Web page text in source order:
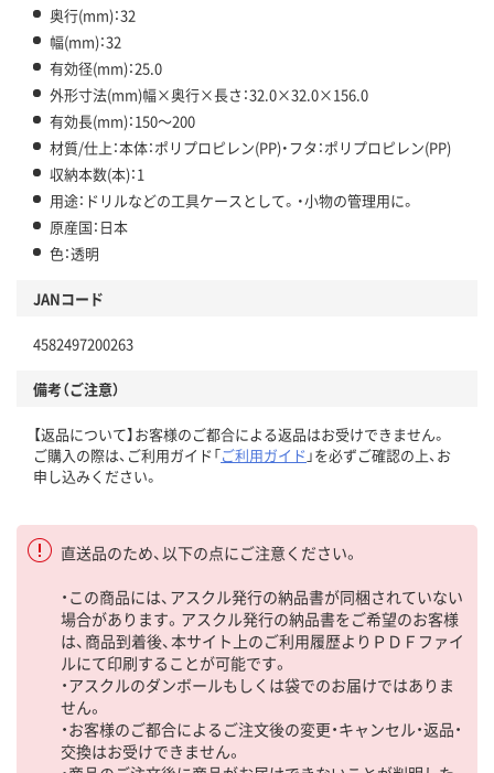
奥行(mm)：32
幅(mm)：32
有効径(mm)：25.0
外形寸法(mm)幅×奥行×長さ：32.0×32.0×156.0
有効長(mm)：150～200
材質/仕上：本体：ポリプロピレン(PP)・フタ：ポリプロピレン(PP)
収納本数(本)：1
用途：ドリルなどの工具ケースとして。・小物の管理用に。
原産国：日本
色：透明
JANコード
4582497200263
備考（ご注意）
【返品について】お客様のご都合による返品はお受けできません。
ご購入の際は、ご利用ガイド「ご利用ガイド 」を必ずご確認の上、お
申し込みください。
直送品のため、以下の点にご注意ください。
・この商品には、アスクル発行の納品書が同梱されていない
場合があります。アスクル発行の納品書をご希望のお客様
は、商品到着後、本サイト上のご利用履歴よりＰＤＦファイ
ルにて印刷することが可能です。
・アスクルのダンボールもしくは袋でのお届けではありま
せん。
・お客様のご都合によるご注文後の変更・キャンセル・返品・
交換はお受けできません。